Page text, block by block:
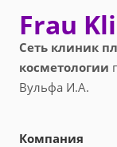
Frau
Сеть клиник
косметологии
Вульфа И.А.
Компания